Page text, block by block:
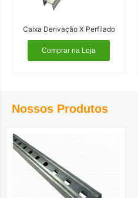
Caixa Derivação X Perfilado
Comprar na Loja
Nossos Produtos